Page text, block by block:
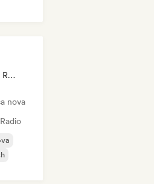
Media Outlet/Journalist, Radiosender
nova